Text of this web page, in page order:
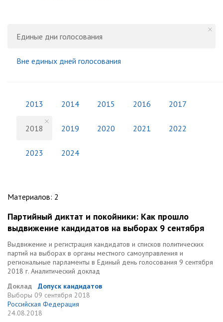
Единые дни голосования
Вне единых дней голосования
2013 2014 2015 2016 2017
2018 2019 2020 2021 2022
2023 2024
Материалов: 2
Партийный диктат и покойники: Как прошло
выдвижение кандидатов на выборах 9 сентября
Выдвижение и регистрация кандидатов и списков политических
партий на выборах в органы местного самоуправления и
региональные парламенты в Единый день голосования 9 сентября
2018 г. Аналитический доклад
Доклад
Допуск кандидатов
Выборы 09 сентября 2018
Российская Федерация
24.08.2018